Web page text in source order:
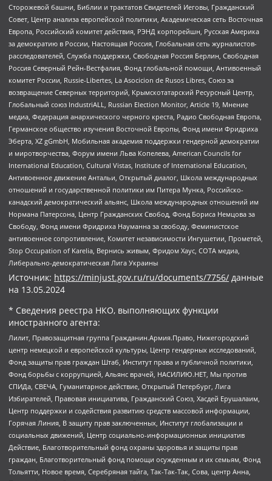
Сторожевой башни, Библии и трактатов Свидетелей Иеговы, Гражданский
Совет, Центр анализа европейской политики, Академическая сеть Восточная
Европа, Российский комитет действия, РЭНД корпорейшн, Русская Америка
за демократию в России, Настоящая Россия, Глобальная сеть журналистов-
расследователей, Служба поддержки, Свободная Россия Берлин, Свободная
Россия Северный Рейн-Вестфалия, Фонд глобальной помощи, Антивоенный
комитет России, Russie-Libertes, La Asocicion de Rusos Libres, Союз за
возвращение Северных территорий, Крымскотатарский Ресурсный Центр,
Глобальный союз IndustriALL, Russian Election Monitor, Article 19, Мнение
медиа, Федерация анархического черного креста, Радио Свободная Европа,
Германское общество изучения Восточной Европы, Фонд имени Фридриха
Эберта, XZ gGmbH, Мобильная академия поддержки гендерной демократии
и миротворчества, Форум имени Льва Копелева, American Councils for
International Education, Cultural Vistas, Institute of International Education,
Антивоенное движение Антальи, Открытый диалог, Школа международных
отношений и государственной политики им Питера Мунка, Российско-
канадский демократический альянс, Школа международных отношений им
Нормана Патерсона, Центр Гражданских Свобод, Фонд Бориса Немцова за
Свободу, Фонд имени Фридриха Науманна за свободу, Феминистское
антивоенное сопротивление, Комитет независимости Ингушетии, Прометей,
Stop Occupation of Karelia, Вернись живым, Фридом Хаус, СОТА медиа,
Либерально-демократическая Лига Украины
Источник: https://minjust.gov.ru/ru/documents/7756/ данные
на 13.05.2024
* Сведения реестра НКО, выполняющих функции
иностранного агента:
Лилит, Правозащитная группа Гражданин.Армия.Право, Нижегородский
центр немецкой и европейской культуры, Центр гендерных исследований,
Фонд защиты прав граждан Штаб, Институт права и публичной политики,
Фонд борьбы с коррупцией, Альянс врачей, НАСИЛИЮ.НЕТ, Мы против
СПИДа, СВЕЧА, Гуманитарное действие, Открытый Петербург, Лига
Избирателей, Правовая инициатива, Гражданский Союз, Хасдей Ерушалаим,
Центр поддержки и содействия развитию средств массовой информации,
Горячая Линия, В защиту прав заключенных, Институт глобализации и
социальных движений, Центр социально-информационных инициатив
Действие, Благотворительный фонд охраны здоровья и защиты прав
граждан, Благотворительный фонд помощи осужденным и их семьям, Фонд
Тольятти, Новое время, Серебряная тайга, Так-Так-Так, Сова, центр Анна,